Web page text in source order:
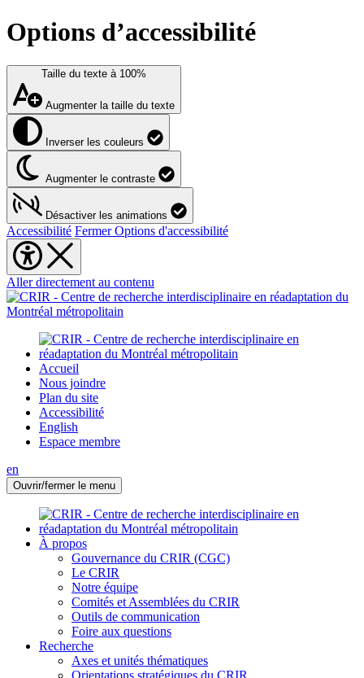
Options d’accessibilité
Taille du texte à 100%
Augmenter la taille du texte
Inverser les couleurs
Augmenter le contraste
Désactiver les animations
Accessibilité Fermer Options d'accessibilité
Aller directement au contenu
Accueil
Nous joindre
Plan du site
Accessibilité
English
Espace membre
en
Ouvrir/fermer le menu
À propos
Gouvernance du CRIR (CGC)
Le CRIR
Notre équipe
Comités et Assemblées du CRIR
Outils de communication
Foire aux questions
Recherche
Axes et unités thématiques
Orientations stratégiques du CRIR